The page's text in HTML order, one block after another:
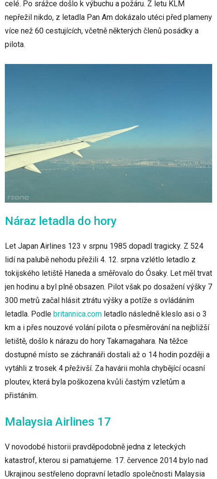
celé. Po srážce došlo k výbuchu a požáru. Z letu KLM
nepřežil nikdo, z letadla Pan Am dokázalo utéci před plameny
více než 60 cestujících, včetně některých členů posádky a
pilota.
Náraz letadla do hory
Let Japan Airlines 123 v srpnu 1985 dopadl tragicky. Z 524
lidí na palubě nehodu přežili 4. 12. srpna vzlétlo letadlo z
tokijského letiště Haneda a směřovalo do Ósaky. Let měl trvat
jen hodinu a byl plně obsazen. Pilot však po dosažení výšky 7
300 metrů začal hlásit ztrátu výšky a potíže s ovládáním
letadla. Podle britannica.com letadlo následně kleslo asi o 3
km a i přes nouzové volání pilota o přesměrování na nejbližší
letiště, došlo k nárazu do hory Takamagahara. Na těžce
dostupné místo se záchranáři dostali až o 14 hodin později a
vytáhli z trosek 4 přeživší. Za havárii mohla chybějící ocasní
ploutev, která byla poškozena kvůli častým vzletům a
přistáním.
Malaysia Airlines 17
V novodobé historii pravděpodobně jedna z leteckých
katastrof, kterou si pamatujeme. 17. července 2014 bylo nad
Ukrajinou sestřeleno dopravní letadlo společnosti Malaysia